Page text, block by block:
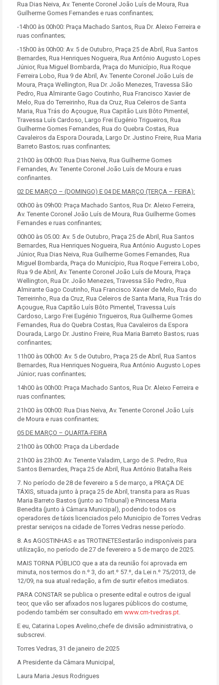
Rua Dias Neiva, Av. Tenente Coronel João Luís de Moura, Rua
Guilherme Gomes Fernandes e ruas confinantes;
-14h00 às 00h00: Praça Machado Santos, Rua Dr. Aleixo Ferreira e
ruas confinantes;
-15h00 às 00h00: Av. 5 de Outubro, Praça 25 de Abril, Rua Santos
Bernardes, Rua Henriques Nogueira, Rua António Augusto Lopes
Júnior, Rua Miguel Bombarda, Praça do Município, Rua Roque
Ferreira Lobo, Rua 9 de Abril, Av. Tenente Coronel João Luís de
Moura, Praça Wellington, Rua Dr. João Menezes, Travessa São
Pedro, Rua Almirante Gago Coutinho, Rua Francisco Xavier de
Melo, Rua do Terreirinho, Rua da Cruz, Rua Celeiros de Santa
Maria, Rua Trás do Açougue, Rua Capitão Luis Bôto Pimentel,
Travessa Luís Cardoso, Largo Frei Eugénio Trigueiros, Rua
Guilherme Gomes Fernandes, Rua do Quebra Costas, Rua
Cavaleiros da Espora Dourada, Largo Dr. Justino Freire, Rua Maria
Barreto Bastos; ruas confinantes;
21h00 às 00h00: Rua Dias Neiva, Rua Guilherme Gomes
Fernandes, Av. Tenente Coronel João Luís de Moura e ruas
confinantes.
02 DE MARÇO – (DOMINGO) E 04 DE MARÇO (TERÇA – FEIRA):
00h00 às 09h00: Praça Machado Santos, Rua Dr. Aleixo Ferreira,
Av. Tenente Coronel João Luís de Moura, Rua Guilherme Gomes
Fernandes e ruas confinantes;
00h00 às 05.00: Av. 5 de Outubro, Praça 25 de Abril, Rua Santos
Bernardes, Rua Henriques Nogueira, Rua António Augusto Lopes
Júnior, Rua Dias Neiva, Rua Guilherme Gomes Fernandes, Rua
Miguel Bombarda, Praça do Município, Rua Roque Ferreira Lobo,
Rua 9 de Abril, Av. Tenente Coronel João Luís de Moura, Praça
Wellington, Rua Dr. João Menezes, Travessa São Pedro, Rua
Almirante Gago Coutinho, Rua Francisco Xavier de Melo, Rua do
Terreirinho, Rua da Cruz, Rua Celeiros de Santa Maria, Rua Trás do
Açougue, Rua Capitão Luís Bôto Pimentel, Travessa Luís
Cardoso, Largo Frei Eugénio Trigueiros, Rua Guilherme Gomes
Fernandes, Rua do Quebra Costas, Rua Cavaleiros da Espora
Dourada, Largo Dr. Justino Freire, Rua Maria Barreto Bastos; ruas
confinantes;
11h00 às 00h00: Av. 5 de Outubro, Praça 25 de Abril, Rua Santos
Bernardes, Rua Henriques Nogueira, Rua António Augusto Lopes
Júnior; ruas confinantes;
14h00 às 00h00: Praça Machado Santos, Rua Dr. Aleixo Ferreira e
ruas confinantes;
21h00 às 00h00: Rua Dias Neiva, Av. Tenente Coronel João Luís
de Moura e ruas confinantes;
05 DE MARÇO – QUARTA-FEIRA
21h00 às 00h00: Praça da Liberdade
21h00 às 23h00: Av. Tenente Valadim, Largo de S. Pedro, Rua
Santos Bernardes, Praça 25 de Abril, Rua António Batalha Reis
7. No período de 28 de fevereiro a 5 de março, a PRAÇA DE
TÁXIS, situada junto à praça 25 de Abril, transita para as Ruas
Maria Barreto Bastos (junto ao Tribunal) e Princesa Maria
Benedita (junto à Câmara Municipal), podendo todos os
operadores de táxis licenciados pelo Município de Torres Vedras
prestar serviços na cidade de Torres Vedras nesse período.
8. As AGOSTINHAS e as TROTINETESestarão indisponíveis para
utilização, no período de 27 de fevereiro a 5 de março de 2025.
MAIS TORNA PÚBLICO que a ata da reunião foi aprovada em
minuta, nos termos do n.º 3, do art.º 57.º, da Lei n.º 75/2013, de
12/09, na sua atual redação, a fim de surtir efeitos imediatos.
PARA CONSTAR se publica o presente edital e outros de igual
teor, que vão ser afixados nos lugares públicos do costume,
podendo também ser consultado em www.cm-tvedras.pt.
E eu, Catarina Lopes Avelino,chefe de divisão administrativa, o
subscrevi.
Torres Vedras, 31 de janeiro de 2025
A Presidente da Câmara Municipal,
Laura Maria Jesus Rodrigues